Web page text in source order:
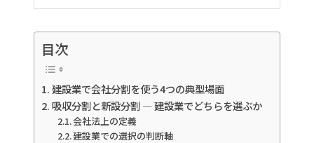
目次
建設業で会社分割を使う4つの典型場面
吸収分割と新設分割 — 建設業でどちらを選ぶか
会社法上の定義
建設業での選択の判断軸